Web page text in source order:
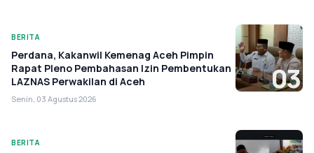
BERITA
Perdana, Kakanwil Kemenag Aceh Pimpin
Rapat Pleno Pembahasan Izin Pembentukan
LAZNAS Perwakilan di Aceh
Senin, 03 Agustus 2026
03
BERITA